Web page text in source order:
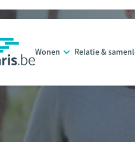
Wonen Relatie &